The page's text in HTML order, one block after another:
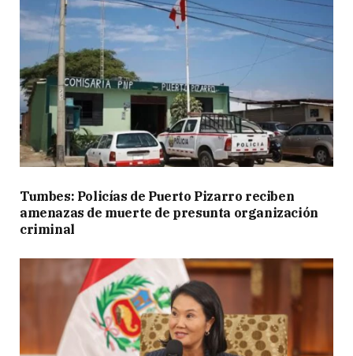
Tumbes: Policías de Puerto Pizarro reciben
amenazas de muerte de presunta organización
criminal